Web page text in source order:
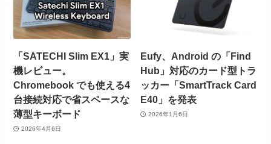
「SATECHI Slim EX1」実
機レビュー。
Chromebook でも使える4
台接続対応で省スペースな
薄型キーボード
2026年4月6日
Eufy、Android の「Find
Hub」対応のカード型トラ
ッカー「SmartTrack Card
E40」を発表
2026年1月6日